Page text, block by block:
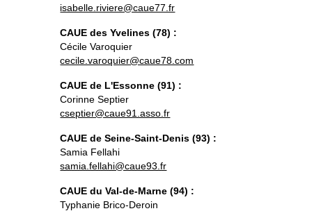
isabelle.riviere@caue77.fr
CAUE des Yvelines (78) :
Cécile Varoquier
cecile.varoquier@caue78.com
CAUE de L'Essonne (91) :
Corinne Septier
cseptier@caue91.asso.fr
CAUE de Seine-Saint-Denis (93) :
Samia Fellahi
samia.fellahi@caue93.fr
CAUE du Val-de-Marne (94) :
Typhanie Brico-Deroin